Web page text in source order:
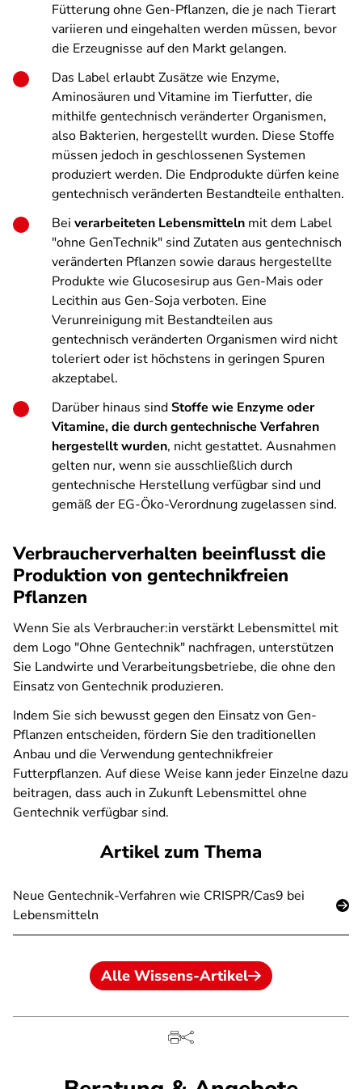
Fütterung ohne Gen-Pflanzen, die je nach Tierart
variieren und eingehalten werden müssen, bevor
die Erzeugnisse auf den Markt gelangen.
Das Label erlaubt Zusätze wie Enzyme,
Aminosäuren und Vitamine im Tierfutter, die
mithilfe gentechnisch veränderter Organismen,
also Bakterien, hergestellt wurden. Diese Stoffe
müssen jedoch in geschlossenen Systemen
produziert werden. Die Endprodukte dürfen keine
gentechnisch veränderten Bestandteile enthalten.
Bei verarbeiteten Lebensmitteln mit dem Label
"ohne GenTechnik" sind Zutaten aus gentechnisch
veränderten Pflanzen sowie daraus hergestellte
Produkte wie Glucosesirup aus Gen-Mais oder
Lecithin aus Gen-Soja verboten. Eine
Verunreinigung mit Bestandteilen aus
gentechnisch veränderten Organismen wird nicht
toleriert oder ist höchstens in geringen Spuren
akzeptabel.
Darüber hinaus sindStoffe wie Enzyme oder
Vitamine, die durch gentechnische Verfahren
hergestellt wurden, nicht gestattet. Ausnahmen
gelten nur, wenn sie ausschließlich durch
gentechnische Herstellung verfügbar sind und
gemäß der EG-Öko-Verordnung zugelassen sind.
Verbraucherverhalten beeinflusst die
Produktion von gentechnikfreien
Pflanzen
Wenn Sie als Verbraucher:in verstärkt Lebensmittel mit
dem Logo "Ohne Gentechnik" nachfragen, unterstützen
Sie Landwirte und Verarbeitungsbetriebe, die ohne den
Einsatz von Gentechnik produzieren.
Indem Sie sich bewusst gegen den Einsatz von Gen-
Pflanzen entscheiden, fördern Sie den traditionellen
Anbau und die Verwendung gentechnikfreier
Futterpflanzen. Auf diese Weise kann jeder Einzelne dazu
beitragen, dass auch in Zukunft Lebensmittel ohne
Gentechnik verfügbar sind.
Artikel zum Thema
Neue Gentechnik-Verfahren wie CRISPR/Cas9 bei
Lebensmitteln
Alle Wissens-Artikel